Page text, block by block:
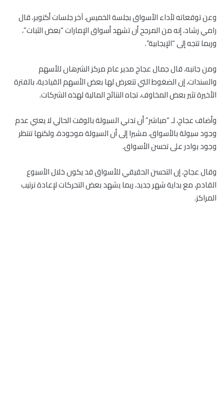
وعن توقعاته لأداء الأسواق بجلسة الخميس، آخر جلسات أكتوبر، قال
رامي رشاد، إنه من المرجح أن تشهد أسواق الإمارات “بعض الثبات”،
وربما تتجه إلى “الإيجابية”.
ومن جانبه، قال جمال عجاج مدير عام مركز الشرهان للأسهم
والسندات، إن الضغوط التي تتعرض لها بعض الأسهم القيادية، بالفترة
الأخيرة تثير بعض المخاوف، تجاه النتائج المالية لهذه الشركات.
وأضاف عجاج، لـ “مباشر” أن تدني السيولة بالوقت الحالي لا يعني عدم
وجود سيولة بالأسواق، مشيرا إلى أن السيولة موجودة، ولكنها تنتظر
وجود بوادر على تحسن الأسواق.
وقال عجاج، إن التحسن الحقيقي للأسواق قد يكون خلال الأسبوع
القادم، مع بداية شهر جديد، ربما يشهد بعض التحركات لإعادة ترتيب
المراكز.